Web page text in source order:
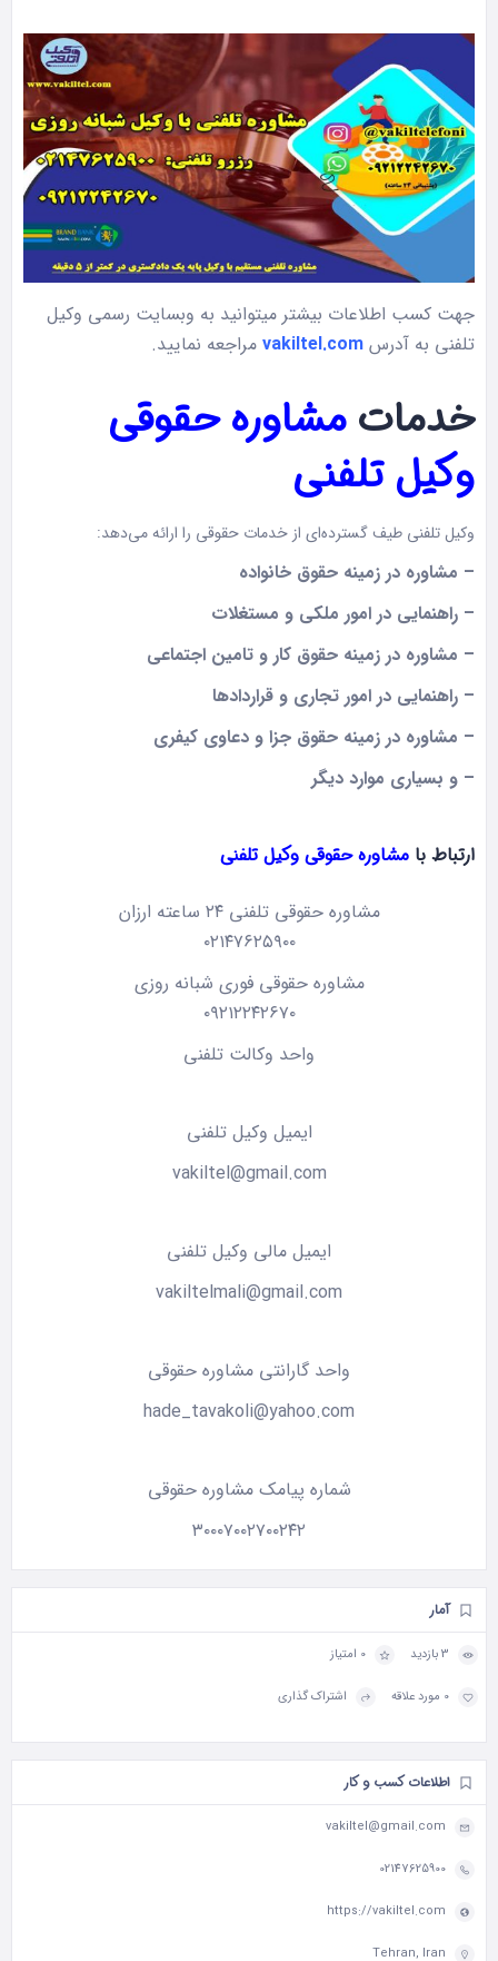
جهت کسب اطلاعات بیشتر میتوانید به وبسایت رسمی وکیل
تلفنی به آدرس vakiltel.com مراجعه نمایید.
خدماتمشاوره حقوقی
وکیل تلفنی
وکیل تلفنی طیف گسترده‌ای از خدمات حقوقی را ارائه می‌دهد:
– مشاوره در زمینه حقوق خانواده
– راهنمایی در امور ملکی و مستغلات
– مشاوره در زمینه حقوق کار و تامین اجتماعی
– راهنمایی در امور تجاری و قراردادها
– مشاوره در زمینه حقوق جزا و دعاوی کیفری
– و بسیاری موارد دیگر
ارتباط با مشاوره حقوقی وکیل تلفنی
مشاوره حقوقی تلفنی ۲۴ ساعته ارزان
۰۲۱۴۷۶۲۵۹۰۰
مشاوره حقوقی فوری شبانه روزی
۰۹۲۱۲۲۴۲۶۷۰
واحد وکالت تلفنی
ایمیل وکیل تلفنی
vakiltel@gmail.com
ایمیل مالی وکیل تلفنی
vakiltelmali@gmail.com
واحد گارانتی مشاوره حقوقی
hade_tavakoli@yahoo.com
شماره پیامک مشاوره حقوقی
۳۰۰۰۷۰۰۲۷۰۰۲۴۲
آمار
3 بازدید 0 امتیاز
0 مورد علاقه اشتراک گذاری
اطلاعات کسب و کار
vakiltel@gmail.com
02147625900
https://vakiltel.com
Tehran, Iran